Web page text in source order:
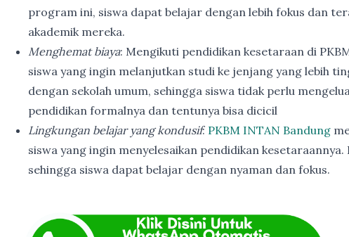
program ini, siswa dapat belajar dengan lebih fokus dan
akademik mereka.
Menghemat biaya: Mengikuti pendidikan kesetaraan di
siswa yang ingin melanjutkan studi ke jenjang yang lebih
dengan sekolah umum, sehingga siswa tidak perlu
pendidikan formalnya dan tentunya bisa dicicil
Lingkungan belajar yang kondusif: PKBM INTAN Bandung
siswa yang ingin menyelesaikan pendidikan
sehingga siswa dapat belajar dengan nyaman dan fokus.